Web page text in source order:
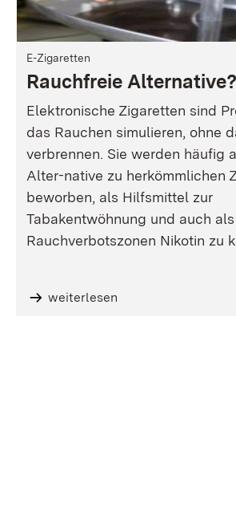
E-Zigaretten
Rauchfreie Alternative?
Elektronische Zigaretten sind
das Rauchen simulieren, ohne
verbrennen. Sie werden häufig
Alter-native zu herkömmlichen
beworben, als Hilfsmittel zur
Tabakentwöhnung und auch
Rauchverbotszonen Nikotin zu
weiterlesen